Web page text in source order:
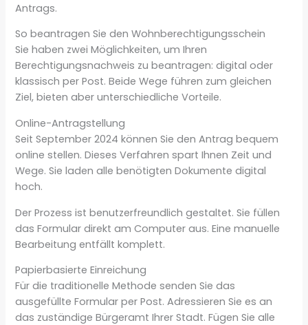
Antrags.
So beantragen Sie den Wohnberechtigungsschein
Sie haben zwei Möglichkeiten, um Ihren
Berechtigungsnachweis zu beantragen: digital oder
klassisch per Post. Beide Wege führen zum gleichen
Ziel, bieten aber unterschiedliche Vorteile.
Online-Antragstellung
Seit September 2024 können Sie den Antrag bequem
online stellen. Dieses Verfahren spart Ihnen Zeit und
Wege. Sie laden alle benötigten Dokumente digital
hoch.
Der Prozess ist benutzerfreundlich gestaltet. Sie füllen
das Formular direkt am Computer aus. Eine manuelle
Bearbeitung entfällt komplett.
Papierbasierte Einreichung
Für die traditionelle Methode senden Sie das
ausgefüllte Formular per Post. Adressieren Sie es an
das zuständige Bürgeramt Ihrer Stadt. Fügen Sie alle